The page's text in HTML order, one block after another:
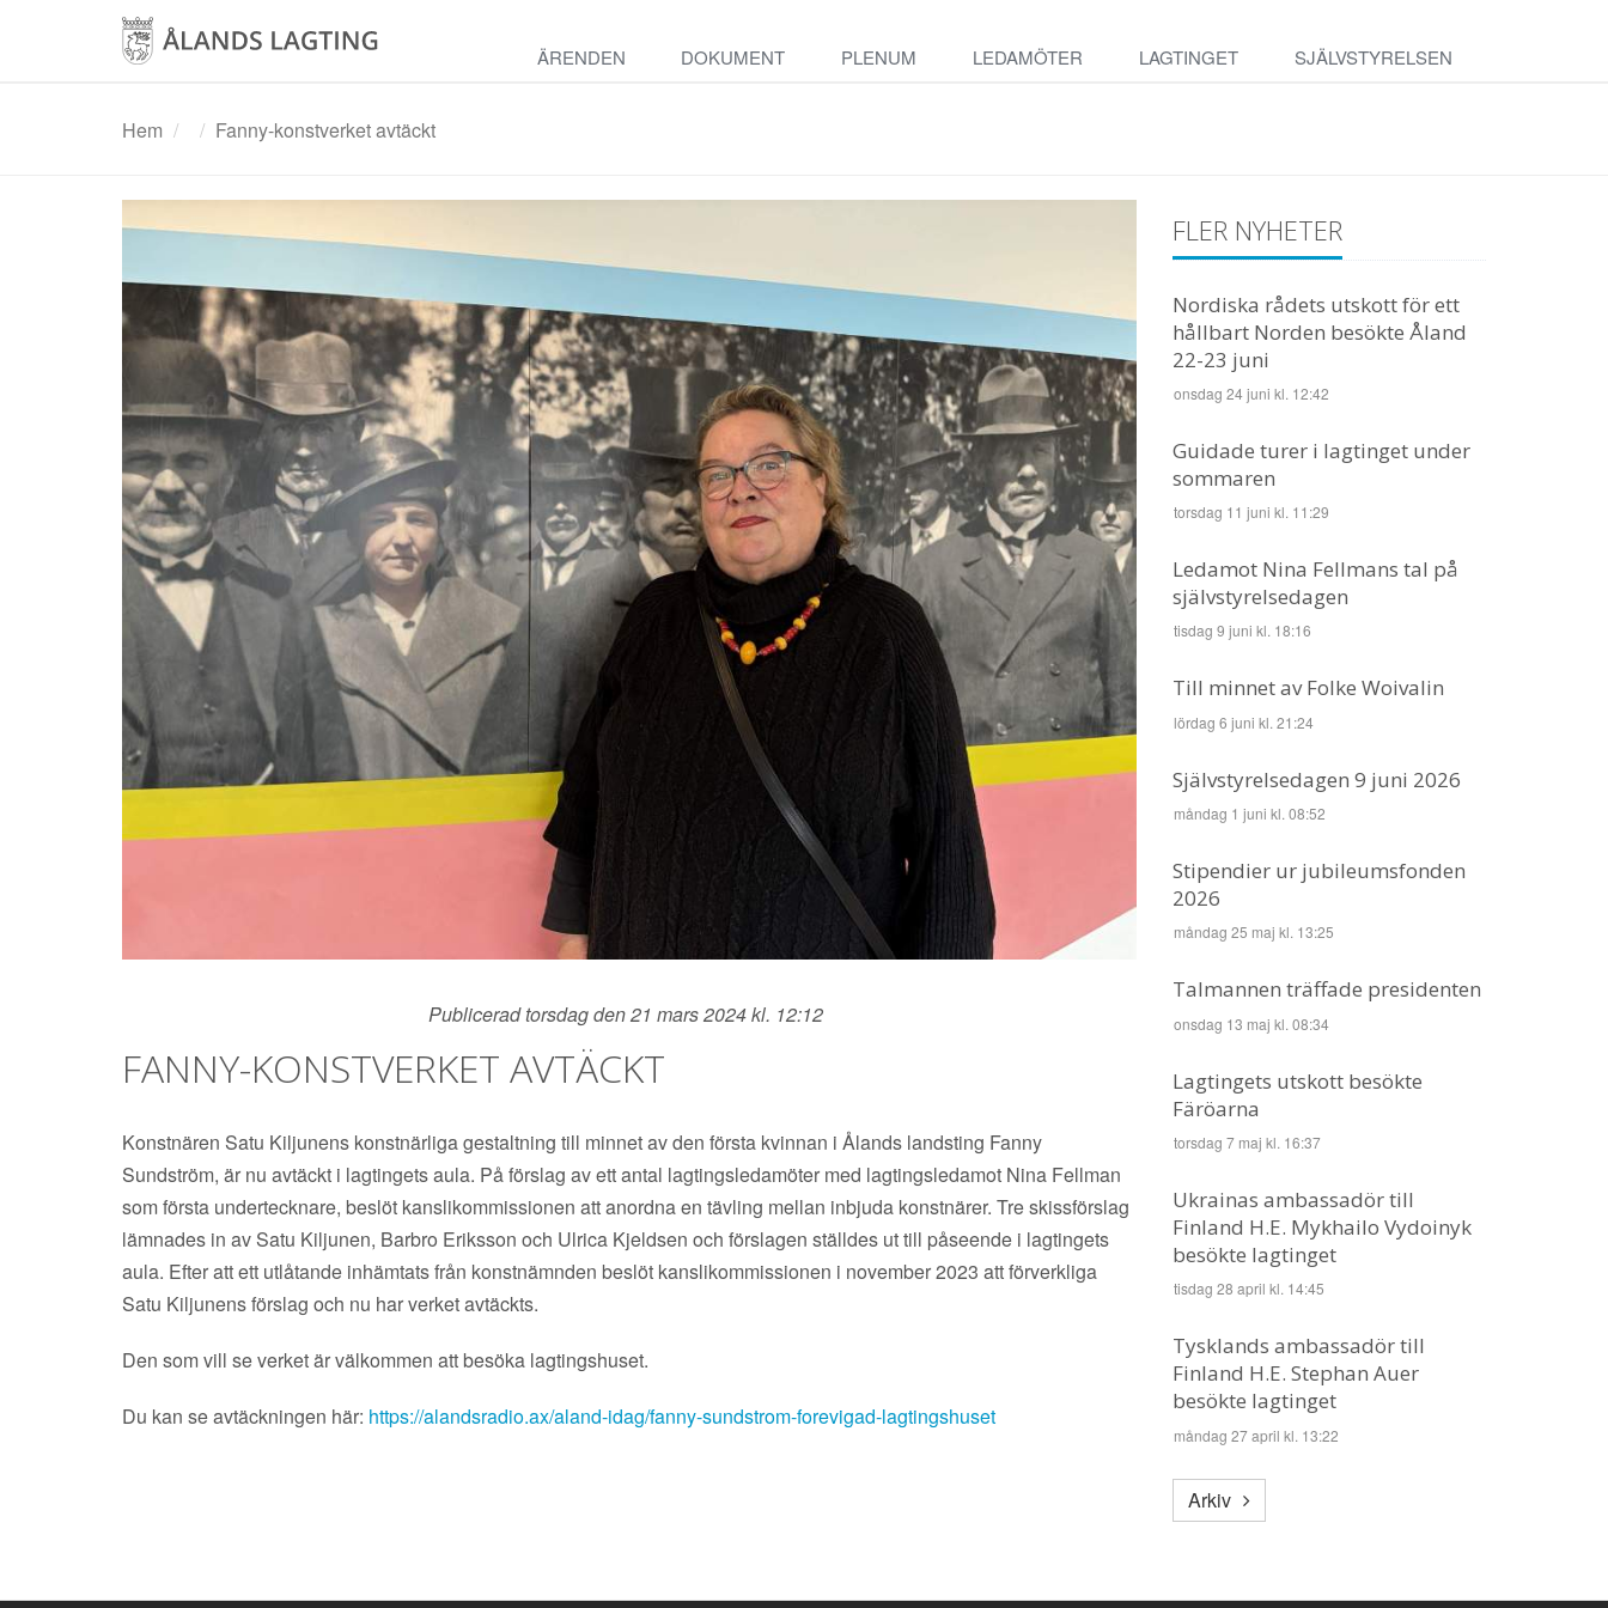
ÄRENDEN DOKUMENT PLENUM LEDAMÖTER LAGTINGET SJÄLVSTYRELSEN
Hem Fanny-konstverket avtäckt
Publicerad torsdag den 21 mars 2024 kl. 12:12
FANNY-KONSTVERKET AVTÄCKT
Konstnären Satu Kiljunens konstnärliga gestaltning till minnet av den första kvinnan i Ålands landsting Fanny
Sundström, är nu avtäckt i lagtingets aula. På förslag av ett antal lagtingsledamöter med lagtingsledamot Nina Fellman
som första undertecknare, beslöt kanslikommissionen att anordna en tävling mellan inbjuda konstnärer. Tre skissförslag
lämnades in av Satu Kiljunen, Barbro Eriksson och Ulrica Kjeldsen och förslagen ställdes ut till påseende i lagtingets
aula. Efter att ett utlåtande inhämtats från konstnämnden beslöt kanslikommissionen i november 2023 att förverkliga
Satu Kiljunens förslag och nu har verket avtäckts.
Den som vill se verket är välkommen att besöka lagtingshuset.
Du kan se avtäckningen här: https://alandsradio.ax/aland-idag/fanny-sundstrom-forevigad-lagtingshuset
FLER NYHETER
Nordiska rådets utskott för ett
hållbart Norden besökte Åland
22-23 juni
onsdag 24 juni kl. 12:42
Guidade turer i lagtinget under
sommaren
torsdag 11 juni kl. 11:29
Ledamot Nina Fellmans tal på
självstyrelsedagen
tisdag 9 juni kl. 18:16
Till minnet av Folke Woivalin
lördag 6 juni kl. 21:24
Självstyrelsedagen 9 juni 2026
måndag 1 juni kl. 08:52
Stipendier ur jubileumsfonden
2026
måndag 25 maj kl. 13:25
Talmannen träffade presidenten
onsdag 13 maj kl. 08:34
Lagtingets utskott besökte
Färöarna
torsdag 7 maj kl. 16:37
Ukrainas ambassadör till
Finland H.E. Mykhailo Vydoinyk
besökte lagtinget
tisdag 28 april kl. 14:45
Tysklands ambassadör till
Finland H.E. Stephan Auer
besökte lagtinget
måndag 27 april kl. 13:22
Arkiv